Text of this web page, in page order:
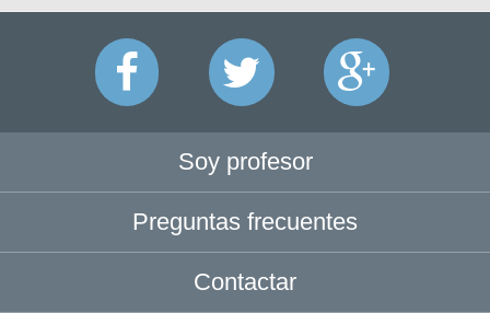
Soy profesor
Preguntas frecuentes
Contactar